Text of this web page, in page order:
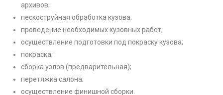
архивов;
пескоструйная обработка кузова;
проведение необходимых кузовных работ;
осуществление подготовки под покраску кузова;
покраска;
сборка узлов (предварительная);
перетяжка салона;
осуществление финишной сборки.